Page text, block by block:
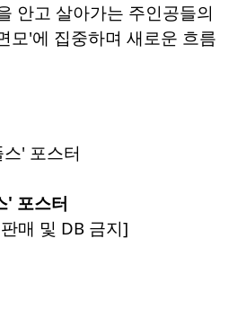
안고 살아가는 주인공들의
모'에 집중하며 새로운 흐름
' 포스터
매 및 DB 금지]